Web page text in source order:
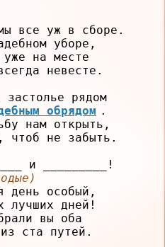
все уж в сборе.
уборе,
на месте
невесте.
рядом
обрядом .
нам открыть,
чтоб не забыть.
день особый,
лучших дней!
вы оба
ста путей.